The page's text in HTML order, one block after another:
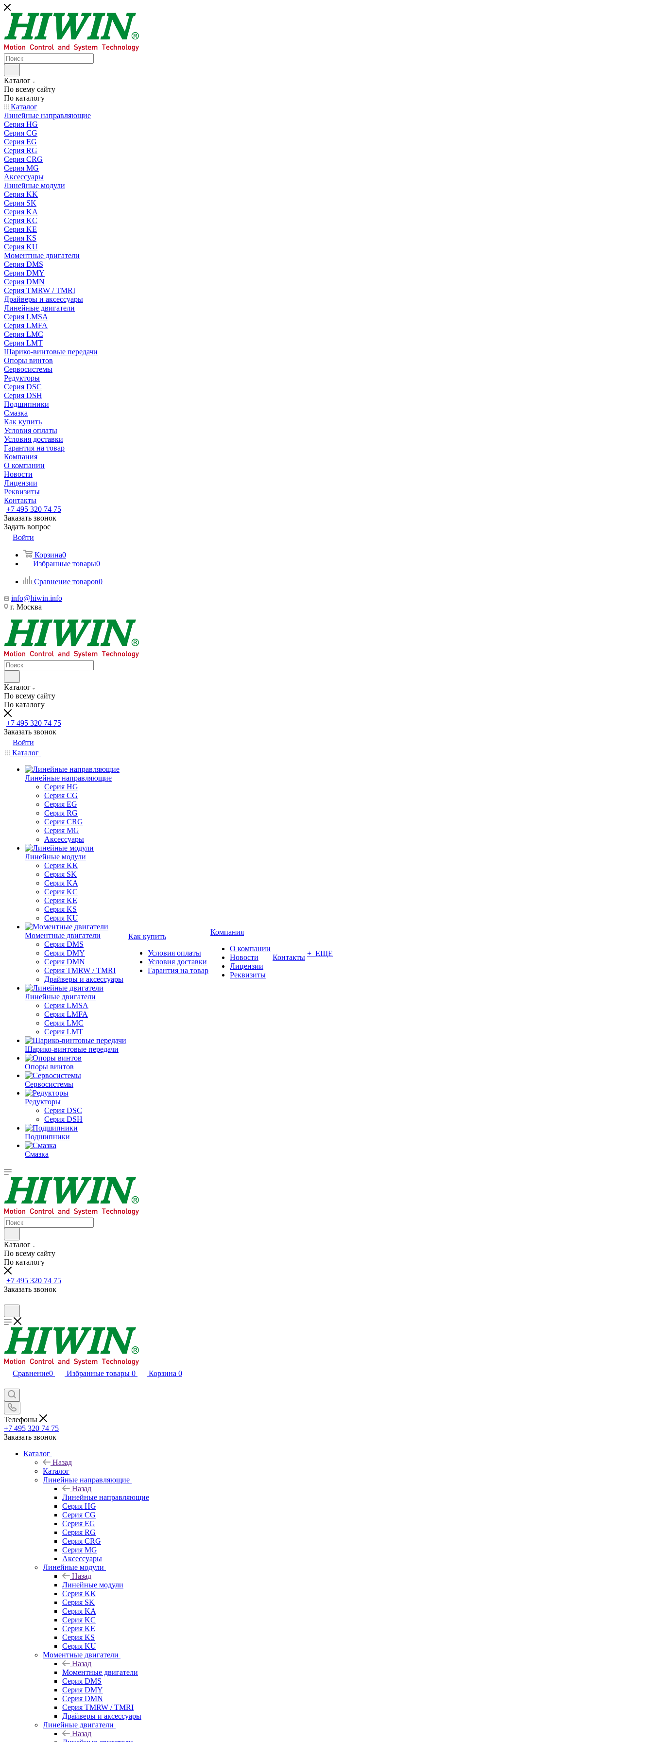
Каталог
По всему сайту
По каталогу
Каталог
Линейные направляющие
Серия HG
Серия CG
Серия EG
Серия RG
Серия CRG
Серия MG
Аксессуары
Линейные модули
Серия KK
Серия SK
Серия KA
Серия KC
Серия KE
Серия KS
Серия KU
Моментные двигатели
Серия DMS
Серия DMY
Серия DMN
Серия TMRW / TMRI
Драйверы и аксессуары
Линейные двигатели
Серия LMSA
Серия LMFA
Серия LMC
Серия LMT
Шарико-винтовые передачи
Опоры винтов
Сервосистемы
Редукторы
Серия DSC
Серия DSH
Подшипники
Смазка
Как купить
Условия оплаты
Условия доставки
Гарантия на товар
Компания
О компании
Новости
Лицензии
Реквизиты
Контакты
+7 495 320 74 75
Заказать звонок
Задать вопрос
Войти
Корзина0
Избранные товары0
Сравнение товаров0
info@hiwin.info
г. Москва
Каталог
По всему сайту
По каталогу
+7 495 320 74 75
Заказать звонок
Войти
Каталог
Линейные направляющие
Серия HG
Серия CG
Серия EG
Серия RG
Серия CRG
Серия MG
Аксессуары
Линейные модули
Серия KK
Серия SK
Серия KA
Серия KC
Серия KE
Серия KS
Серия KU
Моментные двигатели
Серия DMS
Серия DMY
Серия DMN
Серия TMRW / TMRI
Драйверы и аксессуары
Линейные двигатели
Серия LMSA
Серия LMFA
Серия LMC
Серия LMT
Шарико-винтовые передачи
Опоры винтов
Сервосистемы
Редукторы
Серия DSC
Серия DSH
Подшипники
Смазка
Как купить
Условия оплаты
Условия доставки
Гарантия на товар
Компания
О компании
Новости
Лицензии
Реквизиты
Контакты + ЕЩЕ
Каталог
По всему сайту
По каталогу
+7 495 320 74 75
Заказать звонок
Сравнение0 Избранные товары 0 Корзина 0
Телефоны
+7 495 320 74 75
Заказать звонок
Каталог
Назад
Каталог
Линейные направляющие
Назад
Линейные направляющие
Серия HG
Серия CG
Серия EG
Серия RG
Серия CRG
Серия MG
Аксессуары
Линейные модули
Назад
Линейные модули
Серия KK
Серия SK
Серия KA
Серия KC
Серия KE
Серия KS
Серия KU
Моментные двигатели
Назад
Моментные двигатели
Серия DMS
Серия DMY
Серия DMN
Серия TMRW / TMRI
Драйверы и аксессуары
Линейные двигатели
Назад